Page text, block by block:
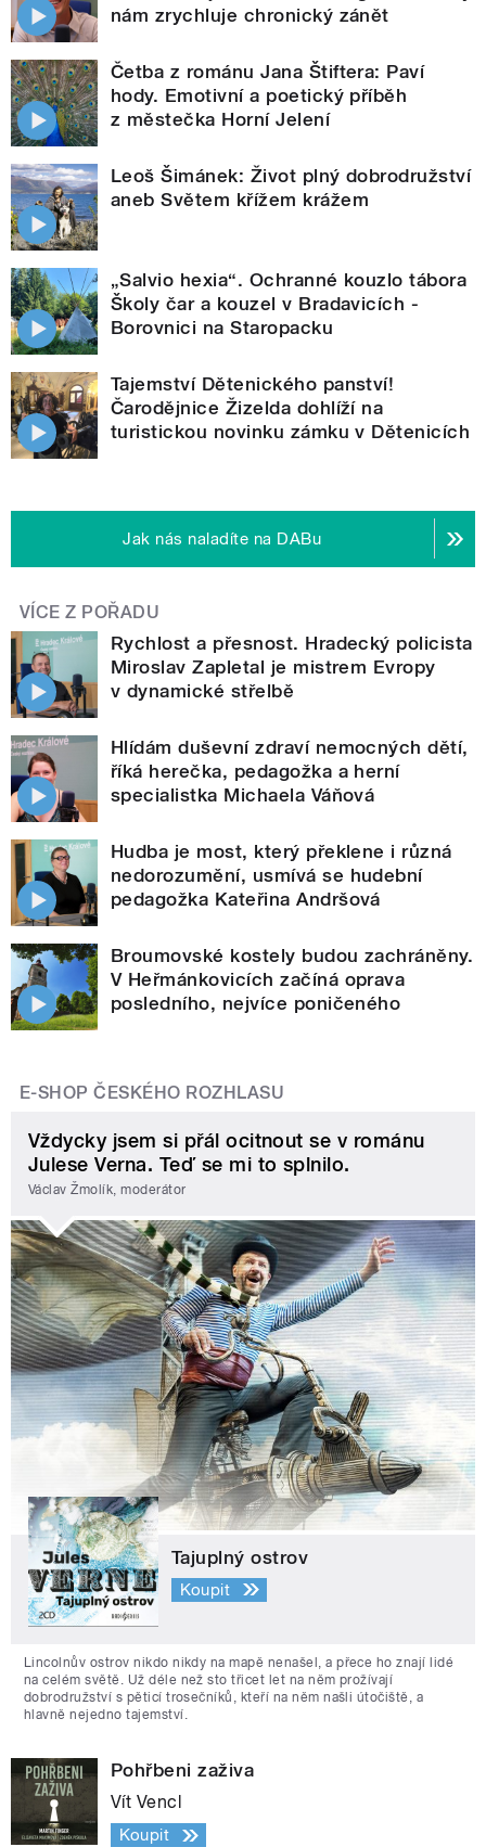
nám zrychluje chronický zánět
Četba z románu Jana Štiftera: Paví
hody. Emotivní a poetický příběh
z městečka Horní Jelení
Leoš Šimánek: Život plný dobrodružství
aneb Světem křížem krážem
„Salvio hexia“. Ochranné kouzlo tábora
Školy čar a kouzel v Bradavicích -
Borovnici na Staropacku
Tajemství Dětenického panství!
Čarodějnice Žizelda dohlíží na
turistickou novinku zámku v Dětenicích
Jak nás naladíte na DABu
VÍCE Z POŘADU
Rychlost a přesnost. Hradecký policista
Miroslav Zapletal je mistrem Evropy
v dynamické střelbě
Hlídám duševní zdraví nemocných dětí,
říká herečka, pedagožka a herní
specialistka Michaela Váňová
Hudba je most, který překlene i různá
nedorozumění, usmívá se hudební
pedagožka Kateřina Andršová
Broumovské kostely budou zachráněny.
V Heřmánkovicích začíná oprava
posledního, nejvíce poničeného
E-SHOP ČESKÉHO ROZHLASU
Vždycky jsem si přál ocitnout se v románu
Julese Verna. Teď se mi to splnilo.
Václav Žmolík, moderátor
Tajuplný ostrov
Koupit
Lincolnův ostrov nikdo nikdy na mapě nenašel, a přece ho znají lidé
na celém světě. Už déle než sto třicet let na něm prožívají
dobrodružství s pěticí trosečníků, kteří na něm našli útočiště, a
hlavně nejedno tajemství.
Pohřbeni zaživa
Vít Vencl
Koupit